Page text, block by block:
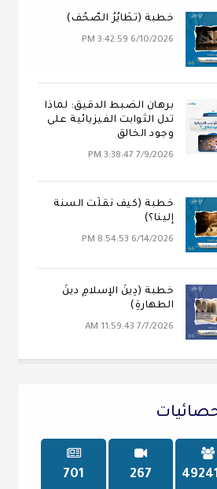
خطبة (تَطَايُرُ الصُّحُف)
6/10/2026 3:42:59 PM
برهان الضبط الدقيق: لماذا
تدل الثوابت الفيزيائية على
وجود الخالق
7/9/2026 3:38:47 PM
خطبة (كيف نُقلَت السنة
إلينا؟)
6/14/2026 8:54:53 PM
خطبة (دِينُ الإسلامِ دينُ
الطهارةِ)
7/7/2026 11:59:43 AM
284
747